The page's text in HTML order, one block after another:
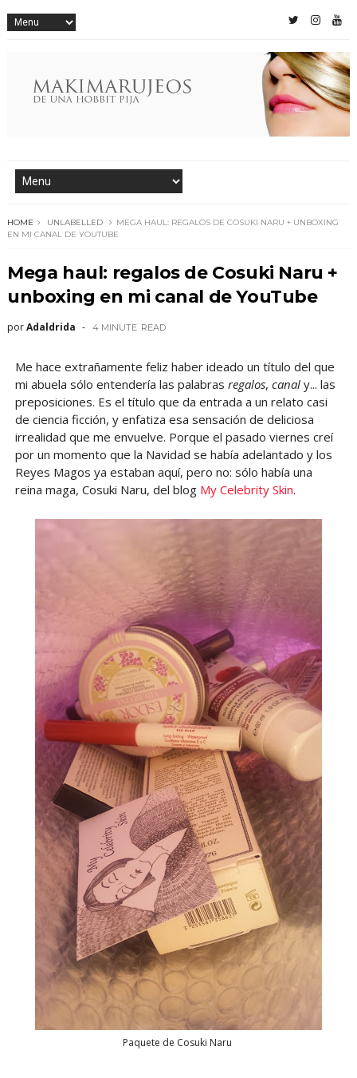
HOME UNLABELLED
MEGA HAUL: REGALOS DE COSUKI NARU + UNBOXING
EN MI CANAL DE YOUTUBE
Mega haul: regalos de Cosuki Naru +
unboxing en mi canal de YouTube
porAdaldrida 4 MINUTE READ
Me hace extrañamente feliz haber ideado un título del que
mi abuela sólo entendería las palabras regalos, canaly... las
preposiciones. Es el título que da entrada a un relato casi
de ciencia ficción, y enfatiza esa sensación de deliciosa
irrealidad que me envuelve. Porque el pasado viernes creí
por un momento que la Navidad se había adelantado y los
Reyes Magos ya estaban aquí, pero no: sólo había una
reina maga, Cosuki Naru, del blog My Celebrity Skin.
Paquete de Cosuki Naru